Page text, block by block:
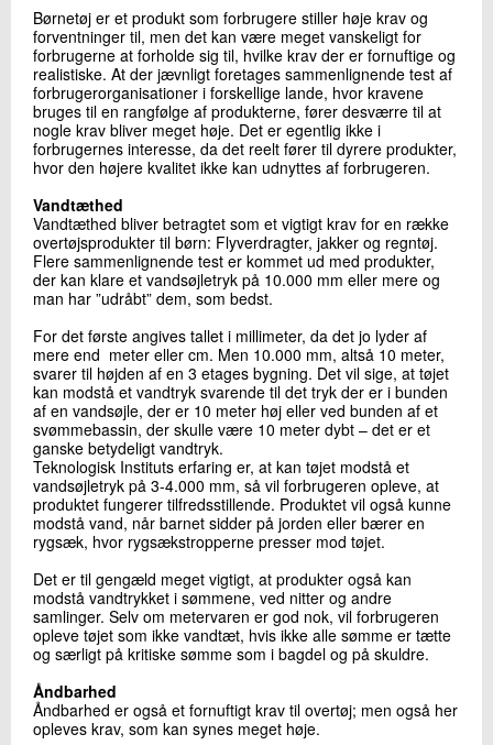
+45 72 20 24 61
Send e-mail
Skriv til mig
Send
Børnetøj er et produkt som forbrugere stiller høje krav og
forventninger til, men det kan være meget vanskeligt for
forbrugerne at forholde sig til, hvilke krav der er fornuftige og
realistiske. At der jævnligt foretages sammenlignende test af
forbrugerorganisationer i forskellige lande, hvor kravene
bruges til en rangfølge af produkterne, fører desværre til at
nogle krav bliver meget høje. Det er egentlig ikke i
forbrugernes interesse, da det reelt fører til dyrere produkter,
hvor den højere kvalitet ikke kan udnyttes af forbrugeren.
Vandtæthed
Vandtæthed bliver betragtet som et vigtigt krav for en række
overtøjsprodukter til børn: Flyverdragter, jakker og regntøj.
Flere sammenlignende test er kommet ud med produkter,
der kan klare et vandsøjletryk på 10.000 mm eller mere og
man har ”udråbt” dem, som bedst.
For det første angives tallet i millimeter, da det jo lyder af
mere end meter eller cm. Men 10.000 mm, altså 10 meter,
svarer til højden af en 3 etages bygning. Det vil sige, at tøjet
kan modstå et vandtryk svarende til det tryk der er i bunden
af en vandsøjle, der er 10 meter høj eller ved bunden af et
svømmebassin, der skulle være 10 meter dybt – det er et
ganske betydeligt vandtryk.
Teknologisk Instituts erfaring er, at kan tøjet modstå et
vandsøjletryk på 3-4.000 mm, så vil forbrugeren opleve, at
produktet fungerer tilfredsstillende. Produktet vil også kunne
modstå vand, når barnet sidder på jorden eller bærer en
rygsæk, hvor rygsækstropperne presser mod tøjet.
Det er til gengæld meget vigtigt, at produkter også kan
modstå vandtrykket i sømmene, ved nitter og andre
samlinger. Selv om metervaren er god nok, vil forbrugeren
opleve tøjet som ikke vandtæt, hvis ikke alle sømme er tætte
og særligt på kritiske sømme som i bagdel og på skuldre.
Åndbarhed
Åndbarhed er også et fornuftigt krav til overtøj; men også her
opleves krav, som kan synes meget høje.